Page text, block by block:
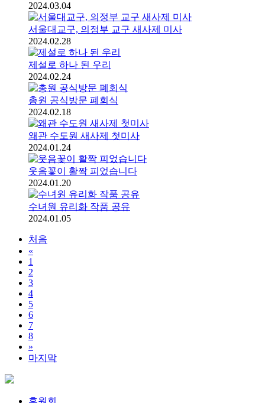
2024.03.04
서울대교구, 의정부 교구 새사제 미사
2024.02.28
제설로 하나 된 우리
2024.02.24
총원 공식방문 폐회식
2024.02.18
왜관 수도원 새사제 첫미사
2024.01.24
웃음꽃이 활짝 피었습니다
2024.01.20
수녀원 유리화 작품 공유
2024.01.05
처음
«
1
2
3
4
5
6
7
8
»
마지막
후원회